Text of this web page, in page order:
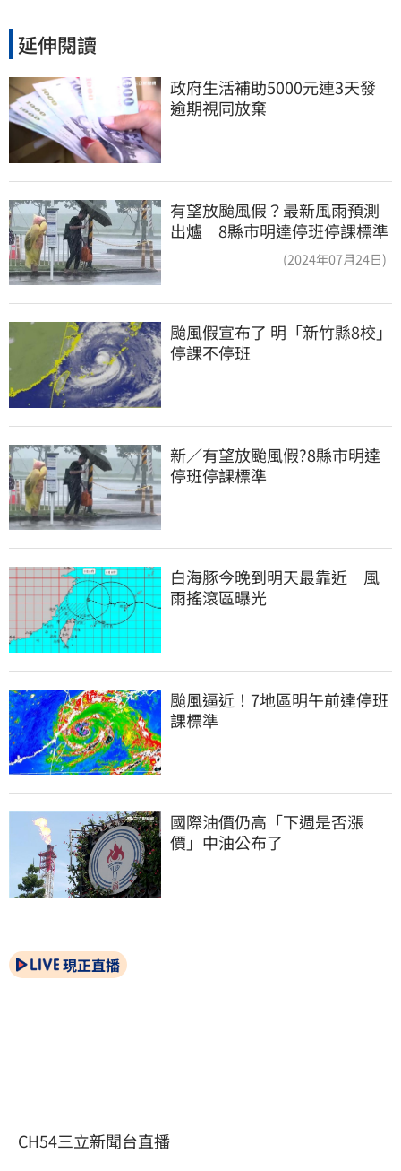
延伸閱讀
政府生活補助5000元連3天發
逾期視同放棄
有望放颱風假？最新風雨預測
出爐 8縣市明達停班停課標準
(2024年07月24日)
颱風假宣布了 明「新竹縣8校」
停課不停班
新／有望放颱風假?8縣市明達
停班停課標準
白海豚今晚到明天最靠近　風
雨搖滾區曝光
颱風逼近！7地區明午前達停班
課標準
國際油價仍高「下週是否漲
價」中油公布了
現正直播
CH54三立新聞台直播